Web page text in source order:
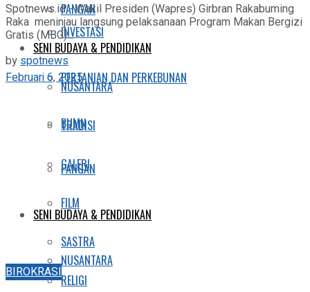
PANGAN
SENI BUDAYA & PENDIDIKAN
NUSANTARA
TRADISI
GALERI
FILM
SASTRA
RELIGI
INVESTASI
PERTANIAN DAN PERKEBUNAN
BUMN
PANGAN
SENI BUDAYA & PENDIDIKAN
NUSANTARA
Spotnews.id - Wakil Presiden (Wapres) Girbran Rakabuming
Raka meninjau langsung pelaksanaan Program Makan Bergizi
Gratis (MBG)...
byspotnews
Februari 6, 2025
BIROKRASI